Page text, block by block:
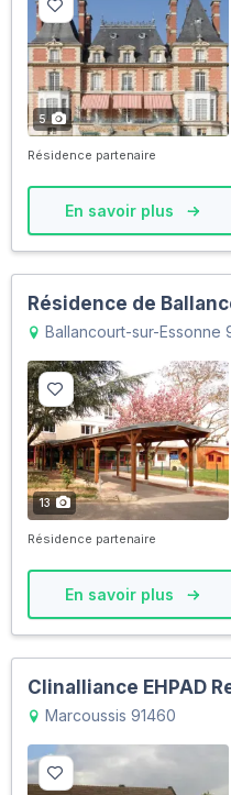
5
Résidence partenaire
En savoir plus
Résidence de
Ballancourt-sur-Essonne
13
Résidence partenaire
En savoir plus
Clinalliance EHPAD
Marcoussis 91460